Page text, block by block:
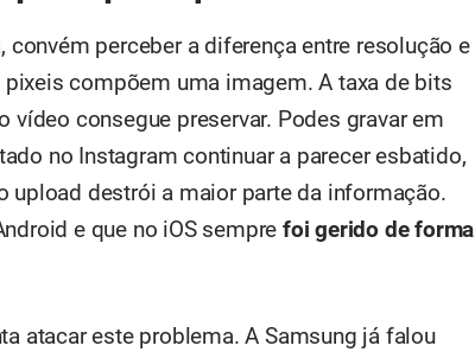
perceber a diferença entre resolução e
compõem uma imagem. A taxa de bits
consegue preservar. Podes gravar em
no Instagram continuar a parecer esbatido,
upload destrói a maior parte da informação.
e que no iOS sempre foi gerido de forma
atacar este problema. A Samsung já falou